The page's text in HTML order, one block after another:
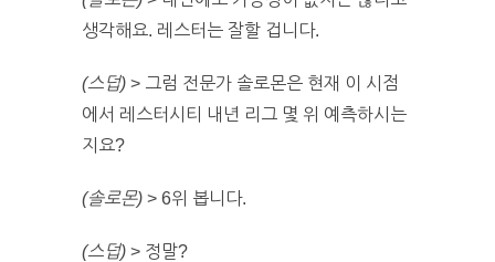
생각해요. 레스터는 잘할 겁니다.
(스덥) > 그럼 전문가 솔로몬은 현재 이 시점
에서 레스터시티 내년 리그 몇 위 예측하시는
지요?
(솔로몬) > 6위 봅니다.
(스덥) > 정말?